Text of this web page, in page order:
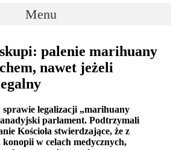
Menu
palenie marihuany
nawet jeżeli
sprawie legalizacji „marihuany
parlament. Podtrzymali
Kościoła stwierdzające, że z
w celach medycznych,